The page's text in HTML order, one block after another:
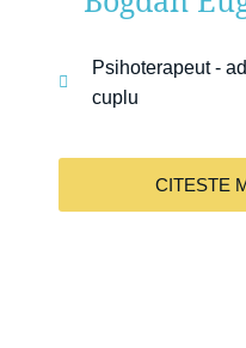
Psihoterapeut -
cuplu
CITESTE